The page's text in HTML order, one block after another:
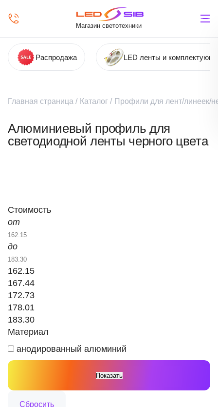
Магазин светотехники
Распродажа LED ленты и
Главная страница / Каталог / Профили для лент/линеек/
Алюминиевый профиль для
светодиодной ленты черного цвета
Стоимость
от
до
162.15
167.44
172.73
178.01
183.30
Материал
анодированный алюминий